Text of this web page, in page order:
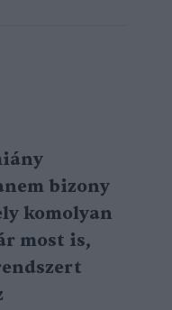
bizony
komolyan
most is,